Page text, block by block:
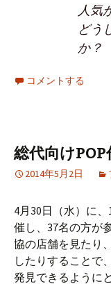
人気
どう
か？
コメントする
総代向け
2014年5月2日
4月30日（水）に
催し、37名の方が
協の店舗を見たり
したりすることで
発見できるように